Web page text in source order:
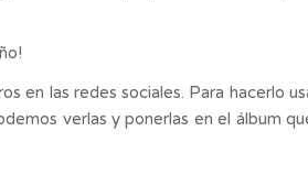
en las redes sociales. Para hacerlo
verlas y ponerlas en el álbum